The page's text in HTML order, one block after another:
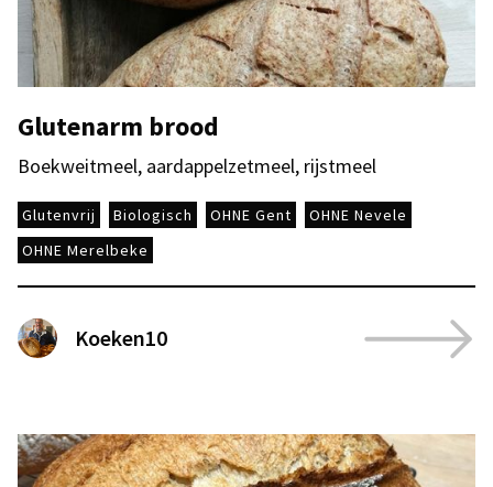
Glutenarm brood
Boekweitmeel, aardappelzetmeel, rijstmeel
Glutenvrij Biologisch OHNE Gent
OHNE Nevele
OHNE Merelbeke
Koeken10